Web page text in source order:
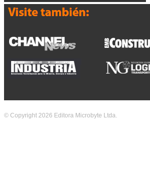
© Copyright 2026 Editora Microbyte Ltda.